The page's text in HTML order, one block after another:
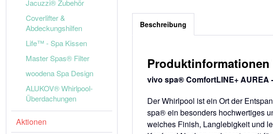
Jacuzzi® Zubehör
Coverlifter &
Abdeckungshilfen
Life™ - Spa Kissen
Master Spas® Filter
woodena Spa Design
ALUKOV® Whirlpool-
Überdachungen
Aktionen
Beschreibung
vivo spa® ComfortLINE+ AUREA
Der Whirlpool ist ein Ort der
spa® ein besonders hochwertiges
weiches Finish, Langlebigkeit und